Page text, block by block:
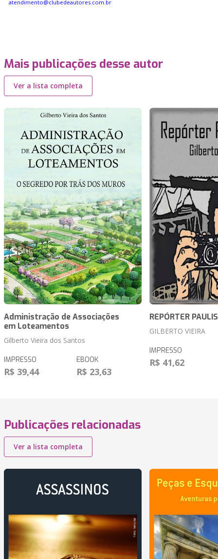
atendimento@clubedeautores.com.br
Mais publicações desse autor
Ver a lista completa
Administração de Associações
em Loteamentos
Gilberto Vieira dos Santos
IMPRESSO
R$ 39,44
EBOOK
R$ 23,63
REPÓRTER
GILBERTO VIEIRA
IMPRESSO
R$ 41,62
Publicações relacionadas
Ver a lista completa